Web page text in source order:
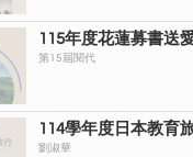
115年度花蓮募書送
第15屆閱代
114學年度日本教育
劉淑華